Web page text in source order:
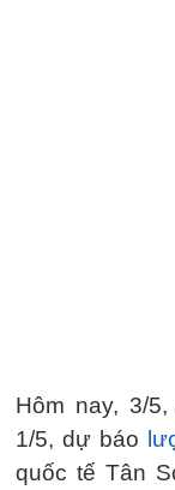
Hôm nay, 3/
1/5, dự báo
quốc tế Tân